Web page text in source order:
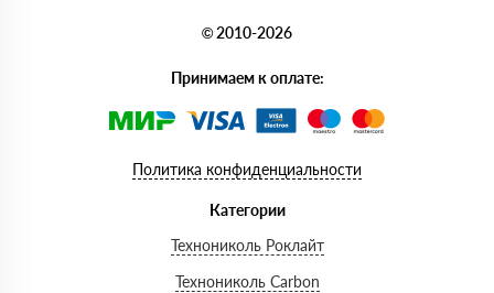
© 2010-2026
Принимаем к оплате:
Политика конфиденциальности
Категории
Технониколь Роклайт
Технониколь Carbon